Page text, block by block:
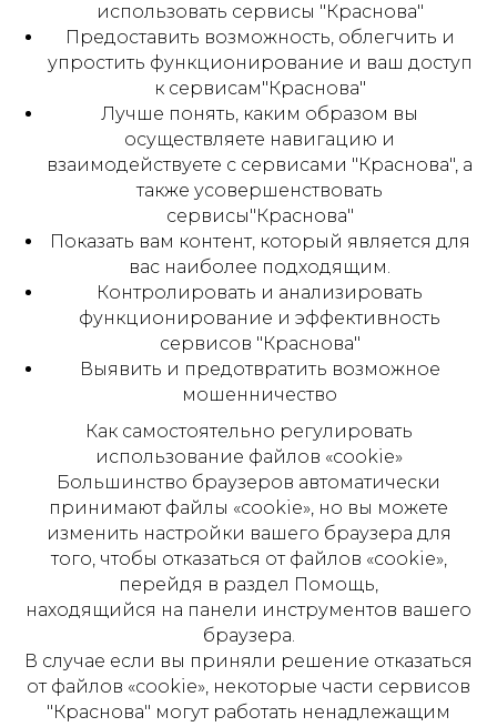
использовать сервисы "Краснова"
Предоставить возможность, облегчить и
упростить функционирование и ваш доступ
к сервисам"Краснова"
Лучше понять, каким образом вы
осуществляете навигацию и
взаимодействуете с сервисами "Краснова", а
также усовершенствовать
сервисы"Краснова"
Показать вам контент, который является для
вас наиболее подходящим.
Контролировать и анализировать
функционирование и эффективность
сервисов "Краснова"
Выявить и предотвратить возможное
мошенничество
Как самостоятельно регулировать
использование файлов «cookie»
Большинство браузеров автоматически
принимают файлы «cookie», но вы можете
изменить настройки вашего браузера для
того, чтобы отказаться от файлов «cookie»,
перейдя в раздел Помощь,
находящийся на панели инструментов вашего
браузера.
В случае если вы приняли решение отказаться
от файлов «cookie», некоторые части сервисов
"Краснова" могут работать ненадлежащим